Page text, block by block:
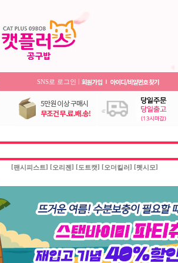
SNS로 로그인 |
[팬시피스트] [오리젠] [도트캣] [오더킬러] [펫시모]